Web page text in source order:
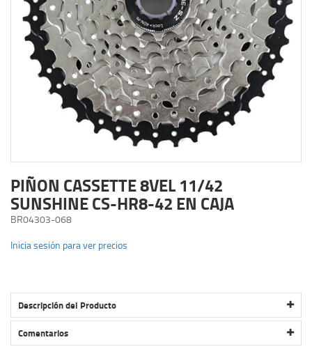
PIÑON CASSETTE 8VEL 11/42
SUNSHINE CS-HR8-42 EN CAJA
BR04303-068
Inicia sesión para ver precios
Descripción del Producto
PIÑON CASSETTE 8VEL 11/42 SUNSHINE CS-HR8-42 EN CAJA
Comentarios